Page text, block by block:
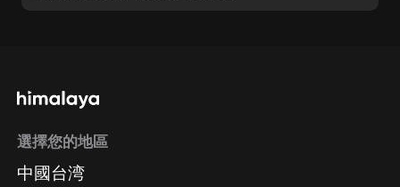
選擇您的地區
中國台湾